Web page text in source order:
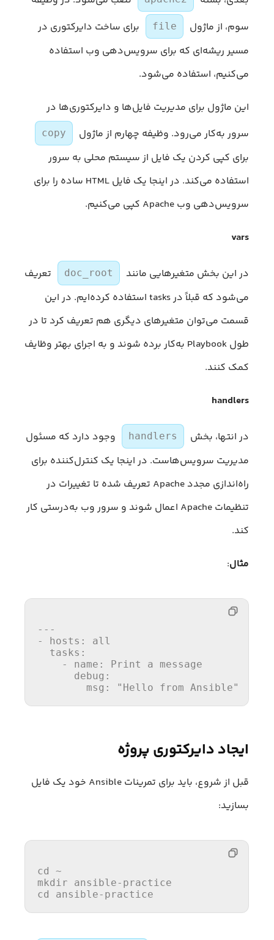
سوم، از ماژول
file
برای ساخت دایرکتوری در
مسیر ریشه‌ای که برای سرویس‌دهی وب استفاده
می‌کنیم، استفاده می‌شود.
این ماژول برای مدیریت فایل‌ها و دایرکتوری‌ها در
سرور به‌کار می‌رود. وظیفه چهارم از ماژول
copy
برای کپی کردن یک فایل از سیستم محلی به سرور
استفاده می‌کند. در اینجا یک فایل HTML ساده را برای
سرویس‌دهی وب Apache کپی می‌کنیم.
vars
در این بخش متغیرهایی مانند doc_root
تعریف
می‌شود که قبلاً در tasks استفاده کرده‌ایم. در این
قسمت می‌توان متغیرهای دیگری هم تعریف کرد تا در
طول Playbook به‌کار برده شوند و به اجرای بهتر وظایف
کمک کنند.
handlers
در انتها، بخش handlers
وجود دارد که مسئول
مدیریت سرویس‌هاست. در اینجا یک کنترل‌کننده برای
راه‌اندازی مجدد Apache تعریف شده تا تغییرات در
تنظیمات Apache اعمال شوند و سرور وب به‌درستی کار
کند.
مثال:
---
-
hosts:
all
tasks:
-
name: Print a
message
debug:
msg:
"Hello from Ansible"
ایجاد دایرکتوری پروژه
قبل از شروع، باید برای تمرینات Ansible خود یک فایل
بسازید:
cd
mkdir
cd
ansible-practice